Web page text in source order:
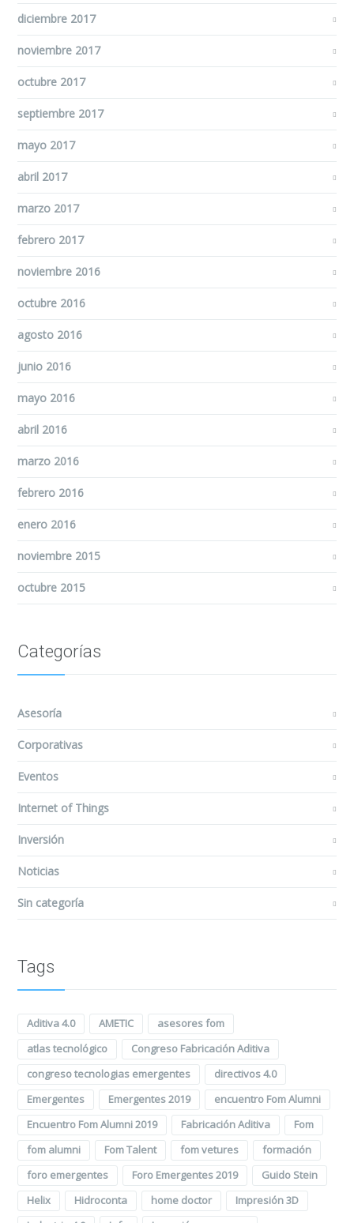
diciembre 2017
noviembre 2017
octubre 2017
septiembre 2017
mayo 2017
abril 2017
marzo 2017
febrero 2017
noviembre 2016
octubre 2016
agosto 2016
junio 2016
mayo 2016
abril 2016
marzo 2016
febrero 2016
enero 2016
noviembre 2015
octubre 2015
Categorías
Asesoría
Corporativas
Eventos
Internet of Things
Inversión
Noticias
Sin categoría
Tags
Aditiva 4.0 AMETIC
asesores fom
atlas tecnológico
Congreso Fabricación Aditiva
congreso tecnologias emergentes
directivos 4.0
Emergentes
Emergentes 2019
encuentro Fom Alumni
Encuentro Fom Alumni 2019
Fabricación Aditiva
Fom
fom alumni
Fom Talent fom vetures
formación
foro emergentes
Foro Emergentes 2019
Guido Stein
Helix
Hidroconta home doctor
Impresión 3D